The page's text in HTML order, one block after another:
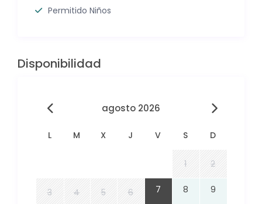
Permitido Niños
Disponibilidad
agosto 2026
L M X J V S D
1 2
3 4 5 6 7 8 9